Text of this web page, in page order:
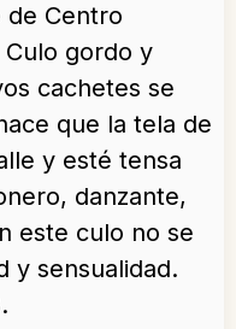
Centro
Culo gordo y
cachetes se
que la tela de
y esté tensa
danzante,
este culo no se
y sensualidad.